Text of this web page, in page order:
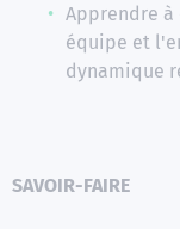
Apprendre
équipe et
dynamique
SAVOIR-FAIRE